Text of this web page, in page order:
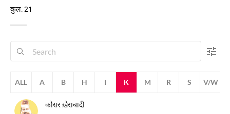
कुल: 21
ALL A B H I K M R S V/W
कौसर ख़ैराबादी